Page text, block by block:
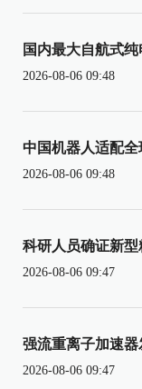
国内最大自航式
2026-08-06 09:48
中国机器人适配
2026-08-06 09:48
科研人员确证新
2026-08-06 09:47
强流重离子加速
2026-08-06 09:47